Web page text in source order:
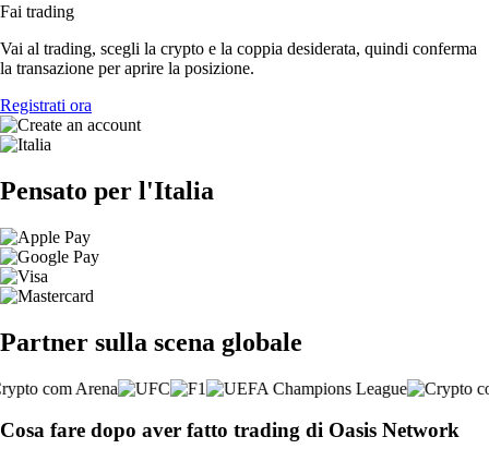
Fai trading
Vai al trading, scegli la crypto e la coppia desiderata, quindi conferma
la transazione per aprire la posizione.
Registrati ora
Pensato per l'Italia
Partner sulla scena globale
Cosa fare dopo aver fatto trading di Oasis Network